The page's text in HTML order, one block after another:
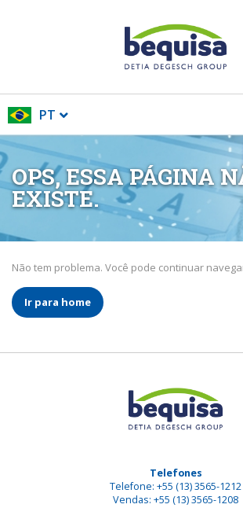
PT
OPS, ESSA PÁGINA
EXISTE.
Não tem problema. Você pode continuar
Ir para home
Telefones
Telefone: +55 (13) 3565-1212
Vendas: +55 (13) 3565-1208